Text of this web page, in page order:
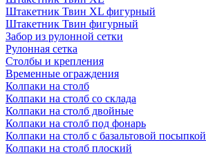
Штакетник Твин XL фигурный
Штакетник Твин фигурный
Забор из рулонной сетки
Рулонная сетка
Столбы и крепления
Временные ограждения
Колпаки на столб
Колпаки на столб со склада
Колпаки на столб двoйные
Колпаки на столб под фонарь
Колпаки на столб с базальтовой посыпкой
Колпаки на столб плоский